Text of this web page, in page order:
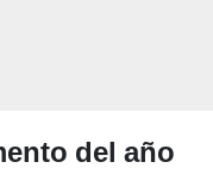
del año